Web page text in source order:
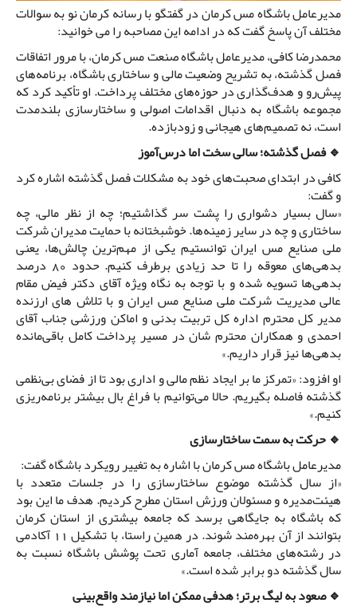
مدیرعامل باشگاه مس کرمان در گفتگو با رسانه کرمان نو به سوالات
مختلف آن پاسخ گفت که در ادامه این مصاحبه را می خوانید:
محمدرضا کافی، مدیرعامل باشگاه صنعت مس کرمان، با مرور اتفاقات
فصل گذشته، به تشریح وضعیت مالی و ساختاری باشگاه، برنامه‌های
پیش‌رو و هدف‌گذاری در حوزه‌های مختلف پرداخت. او تأکید کرد که
مجموعه باشگاه به دنبال اقدامات اصولی و ساختارسازی بلندمدت
است، نه تصمیم‌های هیجانی و زودبازده.
🔹 فصل گذشته؛ سالی سخت اما درس‌آموز
کافی در ابتدای صحبت‌های خود به مشکلات فصل گذشته اشاره کرد
و گفت:
«سال بسیار دشواری را پشت سر گذاشتیم؛ چه از نظر مالی، چه
ساختاری و چه در سایر زمینه‌ها. خوشبختانه با حمایت مدیران شرکت
ملی صنایع مس ایران توانستیم یکی از مهم‌ترین چالش‌ها، یعنی
بدهی‌های معوقه را تا حد زیادی برطرف کنیم. حدود 80 درصد
بدهی‌ها تسویه شده و با توجه به نگاه ویژه آقای دکتر فیض مقام
عالی مدیریت شرکت ملی صنایع مس ایران و با تلاش های ارزنده
مدیر کل محترم اداره کل تربیت بدنی و اماکن ورزشی جناب آقای
احمدی و همکاران محترم شان در مسیر پرداخت کامل باقی‌مانده
بدهی‌ها نیز قرار داریم.»
او افزود: «تمرکز ما بر ایجاد نظم مالی و اداری بود تا از فضای بی‌نظمی
گذشته فاصله بگیریم. حالا می‌توانیم با فراغ بال بیشتر برنامه‌ریزی
کنیم.»
🔹 حرکت به سمت ساختارسازی
مدیرعامل باشگاه مس کرمان با اشاره به تغییر رویکرد باشگاه گفت:
«از سال گذشته موضوع ساختارسازی را در جلسات متعدد با
هیئت‌مدیره و مسئولان ورزش استان مطرح کردیم. هدف ما این بود
که باشگاه به جایگاهی برسد که جامعه بیشتری از استان کرمان
بتوانند از آن بهره‌مند شوند. در همین راستا، با تشکیل 11 آکادمی
در رشته‌های مختلف، جامعه آماری تحت پوشش باشگاه نسبت به
سال گذشته دو برابر شده است.»
🔹 صعود به لیگ برتر؛ هدفی ممکن اما نیازمند واقع‌بینی